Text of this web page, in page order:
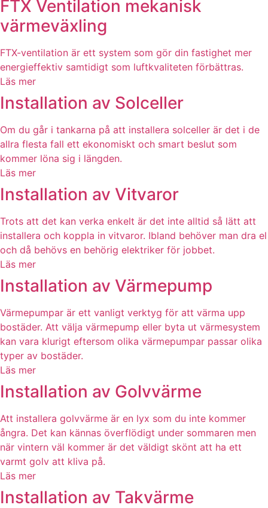
FTX Ventilation mekanisk
värmeväxling
FTX-ventilation är ett system som gör din fastighet mer
energieffektiv samtidigt som luftkvaliteten förbättras.
Läs mer
Installation av Solceller
Om du går i tankarna på att installera solceller är det i de
allra flesta fall ett ekonomiskt och smart beslut som
kommer löna sig i längden.
Läs mer
Installation av Vitvaror
Trots att det kan verka enkelt är det inte alltid så lätt att
installera och koppla in vitvaror. Ibland behöver man dra el
och då behövs en behörig elektriker för jobbet.
Läs mer
Installation av Värmepump
Värmepumpar är ett vanligt verktyg för att värma upp
bostäder. Att välja värmepump eller byta ut värmesystem
kan vara klurigt eftersom olika värmepumpar passar olika
typer av bostäder.
Läs mer
Installation av Golvvärme
Att installera golvvärme är en lyx som du inte kommer
ångra. Det kan kännas överflödigt under sommaren men
när vintern väl kommer är det väldigt skönt att ha ett
varmt golv att kliva på.
Läs mer
Installation av Takvärme